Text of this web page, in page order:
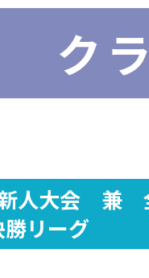
ク
人大会 兼
リーグ